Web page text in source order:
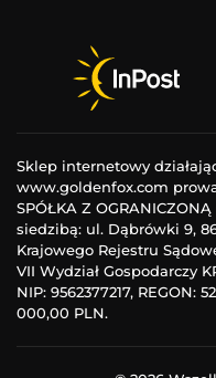
Sklep internetowy
www.goldenfox.com
SPÓŁKA Z
siedzibą: ul. Dąbrówki 9,
Krajowego Rejestru
VII Wydział Gospodarczy
NIP: 9562377217, REGON:
000,00 PLN.